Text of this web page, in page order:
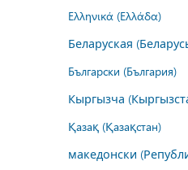
Ελληνικά (Ελλάδα)
Беларуская
Български (България)
Кыргызча
Қазақ (Қазақстан)
македонски